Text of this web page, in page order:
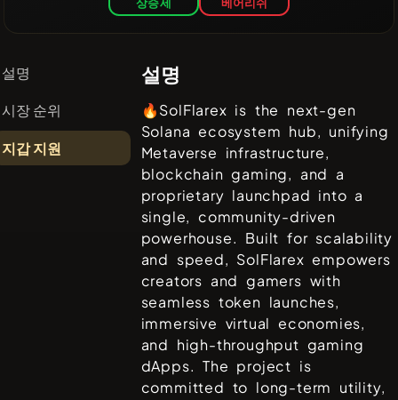
설명
시장 순위
지갑 지원
설명
🔥SolFlarex is the next-gen
Solana ecosystem hub, unifying
Metaverse infrastructure,
blockchain gaming, and a
proprietary launchpad into a
single, community-driven
powerhouse. Built for scalability
and speed, SolFlarex empowers
creators and gamers with
seamless token launches,
immersive virtual economies,
and high-throughput gaming
dApps. The project is
committed to long-term utility,